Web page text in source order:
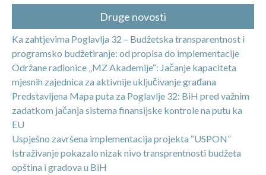
Druge novosti
Ka zahtjevima Poglavlja 32 – Budžetska transparentnost i
programsko budžetiranje: od propisa do implementacije
Održane radionice „MZ Akademije“: Jačanje kapaciteta
mjesnih zajednica za aktivnije uključivanje građana
Predstavljena Mapa puta za Poglavlje 32: BiH pred važnim
zadatkom jačanja sistema finansijske kontrole na putu ka
EU
Uspješno završena implementacija projekta “USPON”
Istraživanje pokazalo nizak nivo transprentnosti budžeta
opština i gradova u BiH